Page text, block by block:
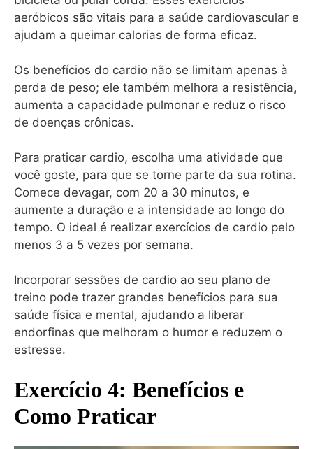
aeróbicos são vitais para a saúde cardiovascular e
ajudam a queimar calorias de forma eficaz.
Os benefícios do cardio não se limitam apenas à
perda de peso; ele também melhora a resistência,
aumenta a capacidade pulmonar e reduz o risco
de doenças crônicas.
Para praticar cardio, escolha uma atividade que
você goste, para que se torne parte da sua rotina.
Comece devagar, com 20 a 30 minutos, e
aumente a duração e a intensidade ao longo do
tempo. O ideal é realizar exercícios de cardio pelo
menos 3 a 5 vezes por semana.
Incorporar sessões de cardio ao seu plano de
treino pode trazer grandes benefícios para sua
saúde física e mental, ajudando a liberar
endorfinas que melhoram o humor e reduzem o
estresse.
Exercício 4: Benefícios e
Como Praticar